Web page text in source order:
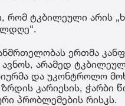
რომ ტკბილეული არის
ერთმა
ავნოს, არამედ
და უკონტროლო
კარიესის, ჭარბი
პრობლემების რისკს.